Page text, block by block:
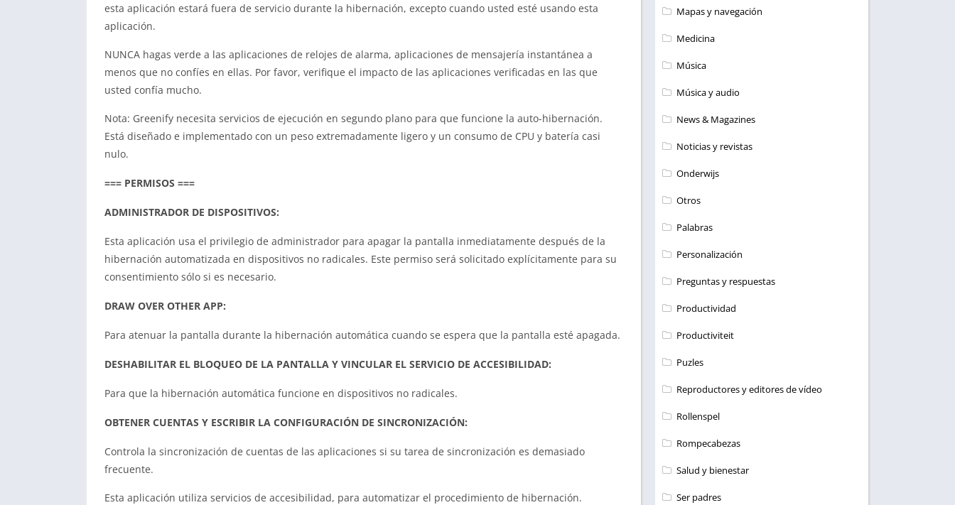
esta aplicación estará fuera de servicio durante la hibernación, excepto cuando usted esté usando esta
aplicación.
NUNCA hagas verde a las aplicaciones de relojes de alarma, aplicaciones de mensajería instantánea a
menos que no confíes en ellas. Por favor, verifique el impacto de las aplicaciones verificadas en las que
usted confía mucho.
Nota: Greenify necesita servicios de ejecución en segundo plano para que funcione la auto-hibernación.
Está diseñado e implementado con un peso extremadamente ligero y un consumo de CPU y batería casi
nulo.
=== PERMISOS ===
ADMINISTRADOR DE DISPOSITIVOS:
Esta aplicación usa el privilegio de administrador para apagar la pantalla inmediatamente después de la
hibernación automatizada en dispositivos no radicales. Este permiso será solicitado explícitamente para su
consentimiento sólo si es necesario.
DRAW OVER OTHER APP:
Para atenuar la pantalla durante la hibernación automática cuando se espera que la pantalla esté apagada.
DESHABILITAR EL BLOQUEO DE LA PANTALLA Y VINCULAR EL SERVICIO DE ACCESIBILIDAD:
Para que la hibernación automática funcione en dispositivos no radicales.
OBTENER CUENTAS Y ESCRIBIR LA CONFIGURACIÓN DE SINCRONIZACIÓN:
Controla la sincronización de cuentas de las aplicaciones si su tarea de sincronización es demasiado
frecuente.
Esta aplicación utiliza servicios de accesibilidad, para automatizar el procedimiento de hibernación.
Mapas y navegación
Medicina
Música
Música y audio
News & Magazines
Noticias y revistas
Onderwijs
Otros
Palabras
Personalización
Preguntas y respuestas
Productividad
Productiviteit
Puzles
Reproductores y editores de vídeo
Rollenspel
Rompecabezas
Salud y bienestar
Ser padres